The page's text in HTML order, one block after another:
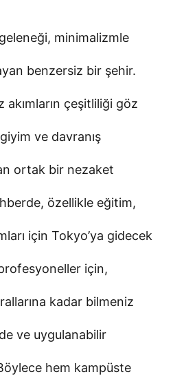
minimalizmle
benzersiz bir şehir.
çeşitliliği göz
ve davranış
ortak bir nezaket
özellikle eğitim,
için Tokyo’ya gidecek
için,
kadar bilmeniz
ve uygulanabilir
hem kampüste